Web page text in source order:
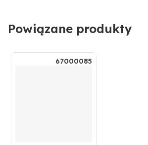
Powiązane produkty
67000085